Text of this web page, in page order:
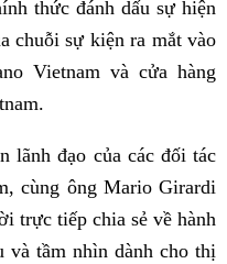
thức đánh dấu sự hiện
chuỗi sự kiện ra mắt vào
Vietnam và cửa hàng
lãnh đạo của các đối tác
cùng ông Mario Girardi
trực tiếp chia sẻ về hành
và tầm nhìn dành cho thị